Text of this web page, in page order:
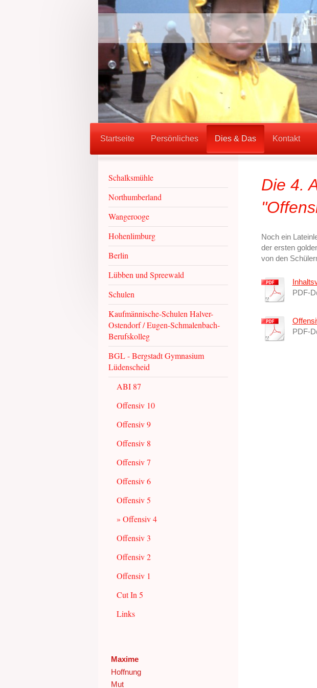
Startseite Persönliches Dies & Das Kontakt
Die 4.
Noch ein
der ersten
von den
PDF-
PDF-
Schalksmühle
Northumberland
Wangerooge
Hohenlimburg
Berlin
Lübben und Spreewald
Schulen
Kaufmännische-Schulen Halver-
Ostendorf / Eugen-Schmalenbach-
Berufskolleg
BGL - Bergstadt Gymnasium
Lüdenscheid
ABI 87
Offensiv 10
Offensiv 9
Offensiv 8
Offensiv 7
Offensiv 6
Offensiv 5
Offensiv 4
Offensiv 3
Offensiv 2
Offensiv 1
Cut In 5
Links
Maxime
Hoffnung
Mut